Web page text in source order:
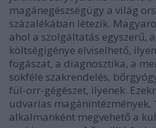
magánegészségügy a világ
százalékában létezik.
ahol a szolgáltatás egyszerű,
költségigénye elviselhető,
fogászat, a diagnosztika, a
sokféle szakrendelés,
fül-orr-gégészet, ilyenek.
udvarias
alkalmanként megvehető a